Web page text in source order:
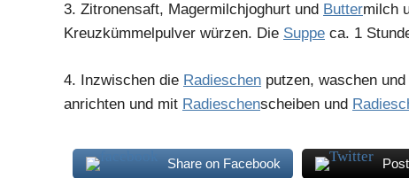
3. Zitronensaft, Magermilchjoghurt und Buttermilch
Kreuzkümmelpulver würzen. Die Suppe ca. 1
4. Inzwischen die Radieschen putzen, waschen
anrichten und mit Radieschenscheiben und
Share on Facebook